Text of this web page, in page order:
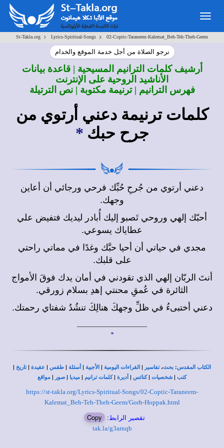
St-Takla.org > Lyrics-Spiritual-Songs > 02-Coptic-Taraneem-Kalemat_Beh-Teh-Theh-Geem
نرجو الصلاة من أجل خدمة الموقع والخدام
أرشيف كلمات الترانيم المسيحية | قاعدة بيانات
الأناشيد الروحية على الإنترنت
فهرس الترانيم | ترنيمة مكتوبة | نص الترتيلة
كلمات ترنيمة دعني أرتوي من
جرح حبك *
دعني أرتوي من جُرحِ حُبِّك فرحي ورجائي أن أعاين
وجهك.
أحبّك إلهي وروحي تَصبو إليك أُبادر ليديك فتفيض علي
عطاياك يسوعي.
مجدي في حياتي أن أحيا حبَّك وغدًا في مماتي راحتي
على قلبك.
أنتَ الربّان إلهي الذي تقودني في أمان يدك فوقَ الأمواج
الثائرة في عُمقِ محنتي إهدِ بسلام زورقي.
دعني أختبىءُ في ظلِّ وجهكَ هنالِكَ تنشُدُ شفتاي رحمتك.
*
الكتاب المقدس: بحث،تفاسير | القراءات اليومية | الأجبية | أسئلة | طقس | عقيدة |تاريخ |
كتب | شخصيات |كنائس | أديرة |كلمات ترانيم | ميديا | صور | مواقع
https://st-takla.org/Lyrics-Spiritual-Songs/02-Coptic-Taraneem-
Kalemat_Beh-Teh-Theh-Geem/Gorh-Hoppak.html
تقصير الرابط: Copy
tak.la/g3arnqb